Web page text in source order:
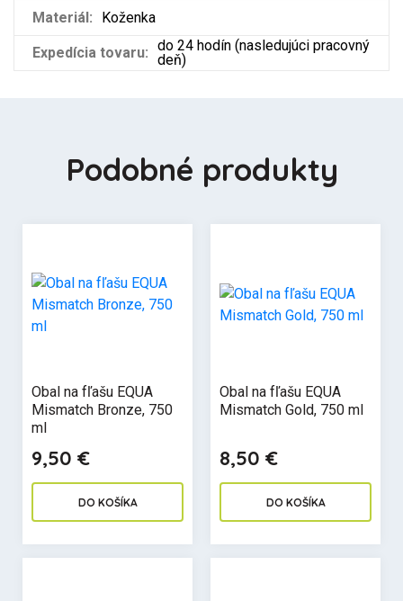
Materiál: Koženka
Expedícia tovaru: do 24 hodín (nasledujúci pracovný
deň)
Podobné produkty
Obal na fľašu EQUA
Mismatch Bronze, 750
ml
9,50 €
DO KOŠÍKA
Obal na fľašu EQUA
Mismatch Gold, 750 ml
8,50 €
DO KOŠÍKA